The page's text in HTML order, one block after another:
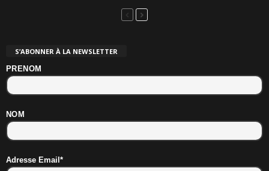
S’ABONNER À LA NEWSLETTER
PRENOM
NOM
Adresse Email*